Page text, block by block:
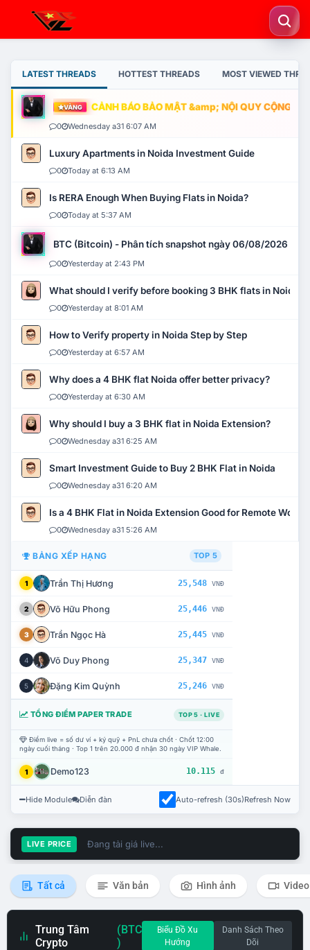
LATEST THREADS HOTTEST THREADS MOST VIEWED
VÀNG CẢNH BÁO BẢO MẬT &amp; NỘI QUY CỘNG
0 Wednesday a31 6:07 AM
Luxury Apartments in Noida Investment Guide
0 Today at 6:13 AM
Is RERA Enough When Buying Flats in Noida?
0 Today at 5:37 AM
BTC (Bitcoin) - Phân tích snapshot ngày 06/08/2026
0 Yesterday at 2:43 PM
What should I verify before booking 3 BHK flats in Noida?
0 Yesterday at 8:01 AM
How to Verify property in Noida Step by Step
0 Yesterday at 6:57 AM
Why does a 4 BHK flat Noida offer better privacy?
0 Yesterday at 6:30 AM
Why should I buy a 3 BHK flat in Noida Extension?
0 Wednesday a31 6:25 AM
Smart Investment Guide to Buy 2 BHK Flat in Noida
0 Wednesday a31 6:20 AM
Is a 4 BHK Flat in Noida Extension Good for Remote Work?
0 Wednesday a31 5:26 AM
BẢNG XẾP HẠNG TOP 5
1 Trần Thị Hương 25,548 VNĐ
2 Võ Hữu Phong 25,446 VNĐ
3 Trần Ngọc Hà 25,445 VNĐ
4 Võ Duy Phong 25,347 VNĐ
5 Đặng Kim Quỳnh 25,246 VNĐ
TỔNG ĐIỂM PAPER TRADE TOP 5 · LIVE
Điểm live = số dư ví + ký quỹ + PnL chưa chốt · Chốt 12:00
ngày cuối tháng · Top 1 trên 20.000 đ nhận 30 ngày VIP Whale.
1 Demo123 10.115 đ
Hide Module Diễn đàn Auto-refresh (30s)Refresh Now
LIVE PRICE Đang tải giá live...
Tất cả Văn bản Hình ảnh Video
Trung Tâm
Crypto
(BTC
)
Biểu Đồ Xu
Hướng
Danh Sách Theo
Dõi